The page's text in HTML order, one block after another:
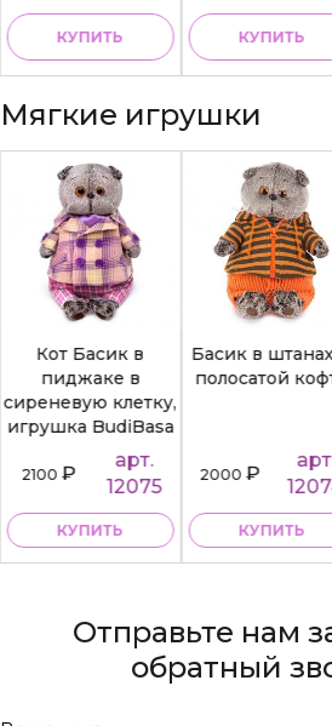
КУПИТЬ КУПИТЬ
Мягкие игрушки
Кот Басик в
пиджаке в
сиреневую клетку,
игрушка BudiBasa
2100₽
арт.
12075
КУПИТЬ
Басик в
полосатой
2000₽
КУПИТЬ
Отправьте нам
обратный